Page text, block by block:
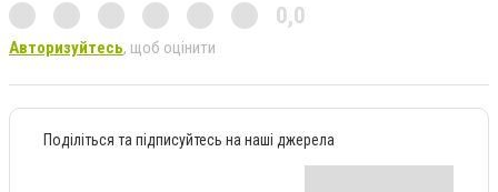
0,0
Авторизуйтесь, щоб оцінити
Поділіться та підписуйтесь на наші джерела